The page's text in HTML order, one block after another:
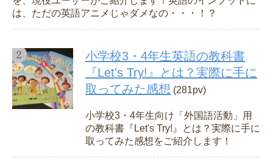
は、ただの英語アニメじゃダメなの・・・！？
小学校3・4年生英語の教科書
『Let's Try!』とは？実際に手に
取ってみた感想 (281pv)
小学校3・4年生向け「外国語活動」用
の教科書『Let's Try!』とは？実際に手に
取ってみた感想をご紹介します！